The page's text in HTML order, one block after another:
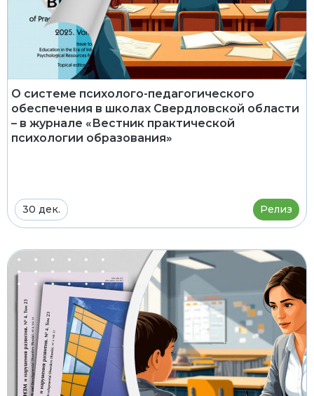
О системе психолого-педагогического
обеспечения в школах Свердловской области
– в журнале «Вестник практической
психологии образования»
30 дек. Релиз